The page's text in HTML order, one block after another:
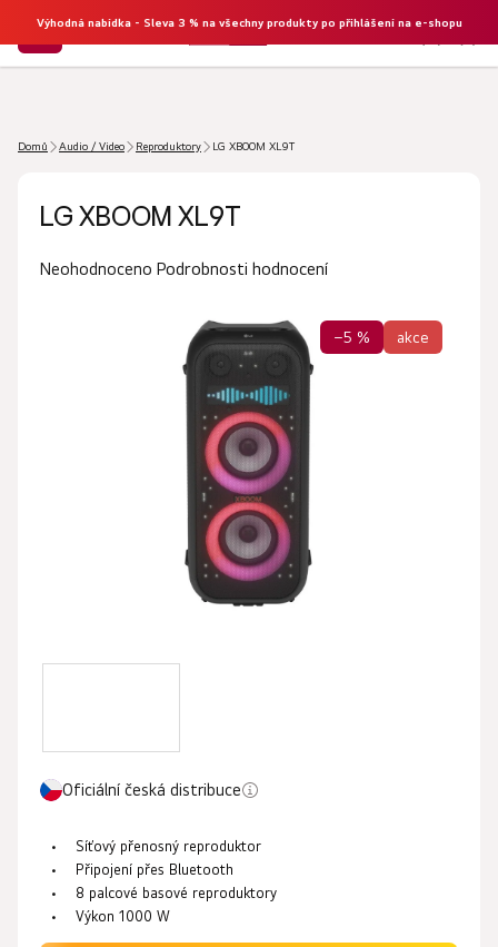
Výhodná nabídka - Sleva 3 % na všechny produkty po přihlášení na e-shopu
Hledat
Domů Audio / Video Reproduktory LG XBOOM XL9T
Oficiální česká distribuce
Síťový přenosný reproduktor
Připojení přes Bluetooth
8 palcové basové reproduktory
Výkon 1000 W
LG XBOOM XL9T
Průměrné
Neohodnoceno Podrobnosti hodnocení
–5 % akce